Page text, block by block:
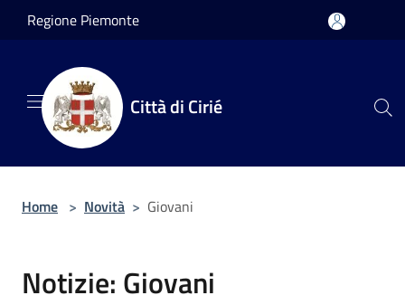
Salta al contenuto principale
Regione Piemonte
Città di Cirié
Home > Novità > Giovani
Notizie: Giovani